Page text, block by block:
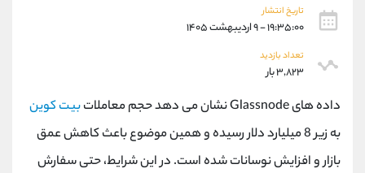
تاریخ انتشار
۱۹:۳۵:۰۰ - ۹ اردیبهشت ۱۴۰۵
تعداد بازدید
۳,۸۲۳ بار
داده های Glassnode نشان می دهد حجم معاملات
بیت کوین
به زیر 8 میلیارد دلار رسیده و همین موضوع باعث کاهش عمق
بازار و افزایش نوسانات شده است. در این شرایط، حتی سفارش
تلگرام
داخلی
اطلاعات تماس
تلفن 021-22021030
بدون پیش شماره 90001030
اینستاگرام @alireza.mehrabii